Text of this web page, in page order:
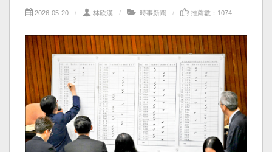
2026-05-20 林欣漢 時事新聞 推薦數：1074